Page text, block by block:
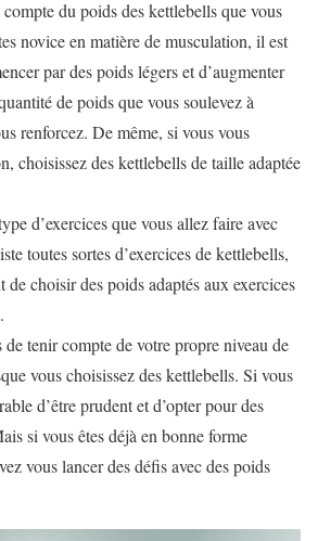
du poids des kettlebells que vous
novice en matière de musculation, il est
par des poids légers et d’augmenter
de poids que vous soulevez à
renforcez. De même, si vous vous
choisissez des kettlebells de taille adaptée
d’exercices que vous allez faire avec
toutes sortes d’exercices de kettlebells,
choisir des poids adaptés aux exercices
de tenir compte de votre propre niveau de
vous choisissez des kettlebells. Si vous
d’être prudent et d’opter pour des
si vous êtes déjà en bonne forme
vous lancer des défis avec des poids